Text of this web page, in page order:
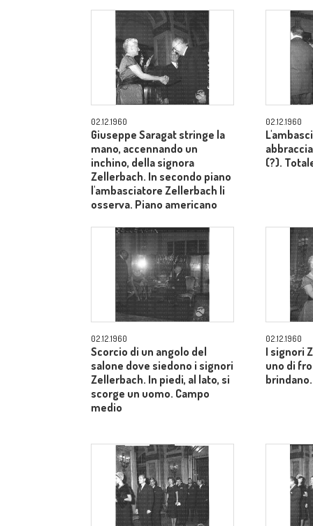
02.12.1960
Giuseppe Saragat stringe la
mano, accennando un
inchino, della signora
Zellerbach. In secondo piano
l'ambasciatore Zellerbach li
osserva. Piano americano
02.12.1960
(?).
02.12.1960
Scorcio di un angolo del
salone dove siedono i signori
Zellerbach. In piedi, al lato, si
scorge un uomo. Campo
medio
02.12.1960
I signori
uno di